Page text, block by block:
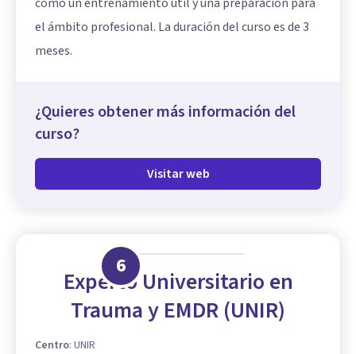
el ámbito profesional. La duración del curso es de 3
meses.
¿Quieres obtener más información del
curso?
Visitar web
6
Experto Universitario en
Trauma y EMDR (UNIR)
Centro: UNIR